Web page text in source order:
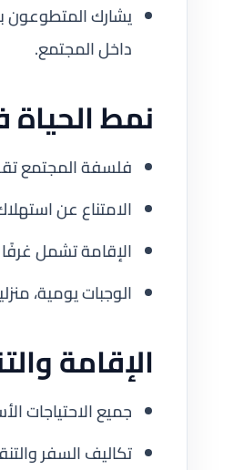
يشارك المتطوعون
داخل المجتمع.
نمط
فلسفة المجتمع
الامتناع عن
الإقامة تشمل
الوجبات يومية،
الإقامة
جميع الاحتياجات
تكاليف السفر